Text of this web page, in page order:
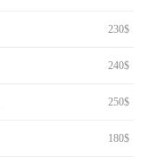
230$
240$
250$
180$